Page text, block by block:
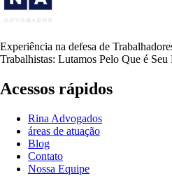
Experiência na defesa de
Trabalhistas: Lutamos Pelo Que é
Acessos rápidos
Rina Advogados
áreas de atuação
Blog
Contato
Nossa Equipe